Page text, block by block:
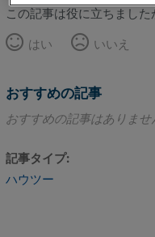
この記事は役に立ちました
はい
いいえ
おすすめの記事
おすすめの記事はありませ
記事タイプ
ハウツー